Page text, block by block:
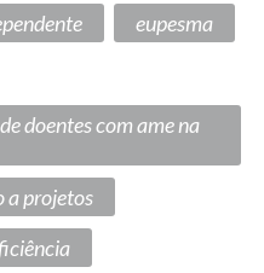
eupesma
doentes com ame na
a projetos